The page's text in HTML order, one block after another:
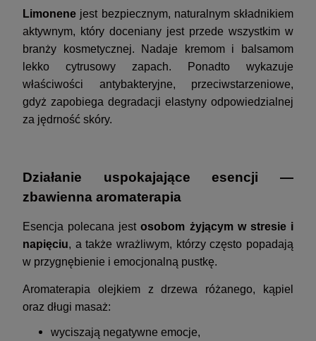
Limonene jest bezpiecznym, naturalnym składnikiem
aktywnym, który doceniany jest przede wszystkim w
branży kosmetycznej. Nadaje kremom i balsamom
lekko cytrusowy zapach. Ponadto wykazuje
właściwości antybakteryjne, przeciwstarzeniowe,
gdyż zapobiega degradacji elastyny odpowiedzialnej
za jędrność skóry.
Działanie uspokajające esencji —
zbawienna aromaterapia
Esencja polecana jestosobom żyjącym w stresie i
napięciu, a także wrażliwym, którzy często popadają
w przygnębienie i emocjonalną pustkę.
Aromaterapia olejkiem z drzewa różanego, kąpiel
oraz długi masaż:
wyciszają negatywne emocje,